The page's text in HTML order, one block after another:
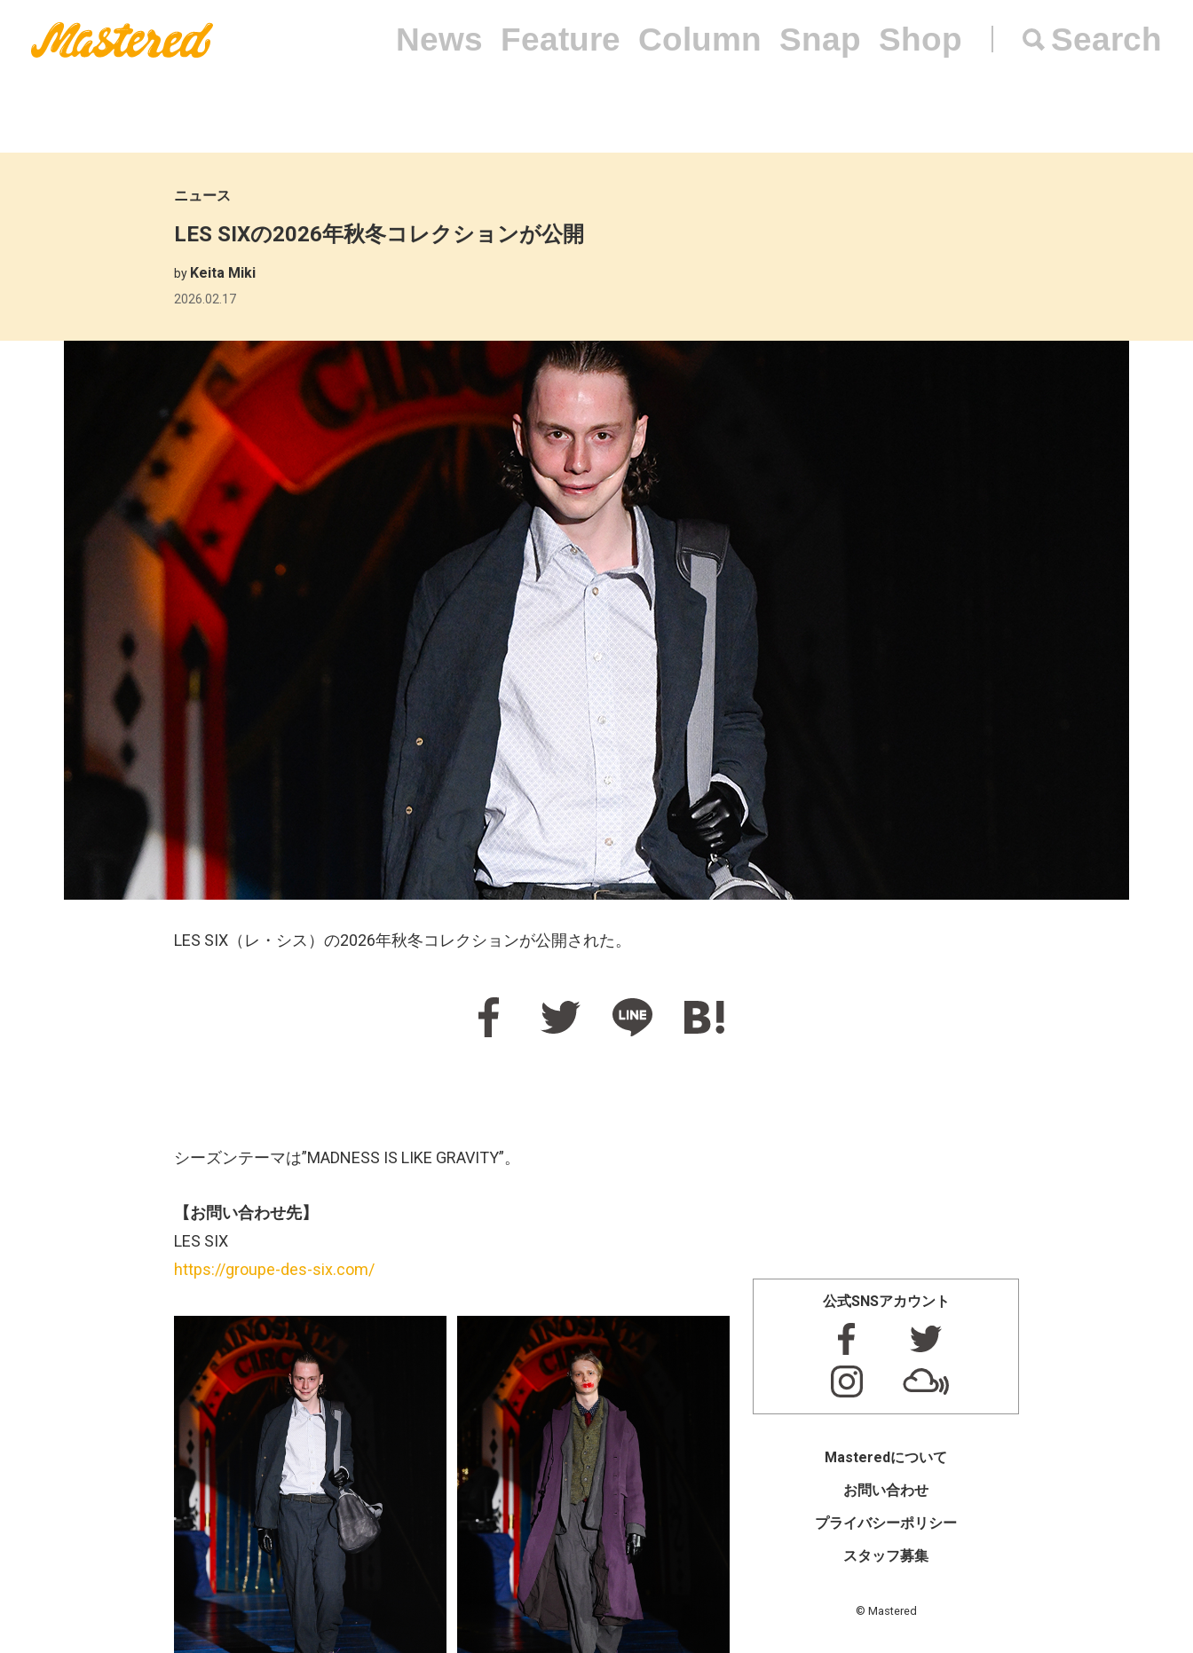
News Feature Column Snap Shop Search
ニュース
LES SIXの2026年秋冬コレクションが公開
by Keita Miki
2026.02.17
LES SIX（レ・シス）の2026年秋冬コレクションが公開された。
シーズンテーマは”MADNESS IS LIKE GRAVITY”。
【お問い合わせ先】
LES SIX
https://groupe-des-six.com/
公式SNSアカウント
Masteredについて
お問い合わせ
プライバシーポリシー
スタッフ募集
© Mastered